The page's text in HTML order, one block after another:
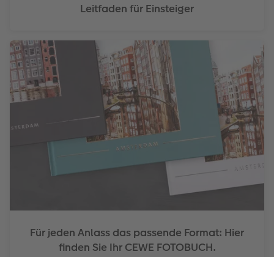
Leitfaden für Einsteiger
Für jeden Anlass das passende Format: Hier
finden Sie Ihr CEWE FOTOBUCH.